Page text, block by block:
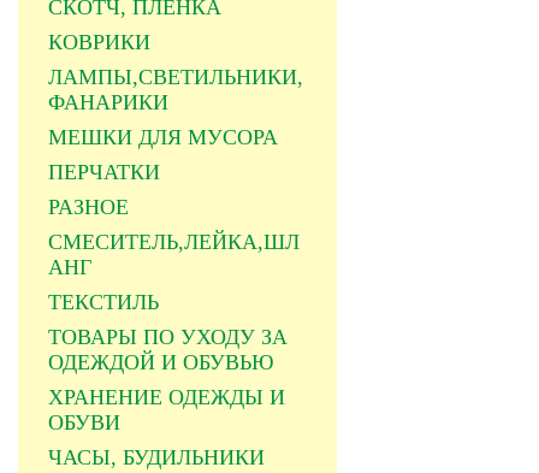
СКОТЧ, ПЛЕНКА
КОВРИКИ
ЛАМПЫ,СВЕТИЛЬНИКИ,
ФАНАРИКИ
МЕШКИ ДЛЯ МУСОРА
ПЕРЧАТКИ
РАЗНОЕ
СМЕСИТЕЛЬ,ЛЕЙКА,ШЛ
АНГ
ТЕКСТИЛЬ
ТОВАРЫ ПО УХОДУ ЗА
ОДЕЖДОЙ И ОБУВЬЮ
ХРАНЕНИЕ ОДЕЖДЫ И
ОБУВИ
ЧАСЫ, БУДИЛЬНИКИ